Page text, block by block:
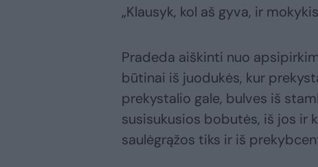
„Klausyk, kol aš gyva, ir
Pradeda aiškinti nuo
būtinai iš juodukės, kur
prekystalio gale, bulves iš
susisukusios bobutės, iš jos ir
saulėgrąžos tiks ir iš